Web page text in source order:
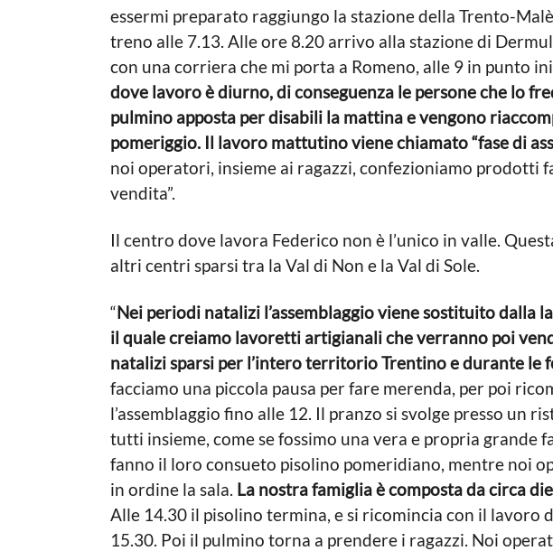
essermi preparato raggiungo la stazione della Trento-
treno alle 7.13. Alle ore 8.20 arrivo alla stazione di
con una corriera che mi porta a Romeno, alle 9 in punto
dove lavoro è diurno, di conseguenza le persone che lo
pulmino apposta per disabili la mattina e vengono
pomeriggio. Il lavoro mattutino viene chiamato “fase di
noi operatori, insieme ai ragazzi, confezioniamo prodotti
vendita”.
Il centro dove lavora Federico non è l’unico in valle.
altri centri sparsi tra la Val di Non e la Val di Sole.
“Nei periodi natalizi l’assemblaggio viene sostituito dalla
il quale creiamo lavoretti artigianali che verranno poi
natalizi sparsi per l’intero territorio Trentino e durante le
facciamo una piccola pausa per fare merenda, per poi
l’assemblaggio fino alle 12. Il pranzo si svolge presso un
tutti insieme, come se fossimo una vera e propria grande
fanno il loro consueto pisolino pomeridiano, mentre noi
in ordine la sala. La nostra famiglia è composta da circa
Alle 14.30 il pisolino termina, e si ricomincia con il lavoro
15.30. Poi il pulmino torna a prendere i ragazzi. Noi